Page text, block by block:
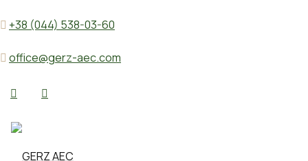
+38 (044) 538-03-60
office@gerz-aec.com